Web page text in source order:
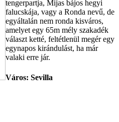
tengerpartja, Mijas bájos hegyi
falucskája, vagy a Ronda nevű, de
egyáltalán nem ronda kisváros,
amelyet egy 65m mély szakadék
választ ketté, feltétlenül megér egy
egynapos kirándulást, ha már
valaki erre jár.
Város: Sevilla